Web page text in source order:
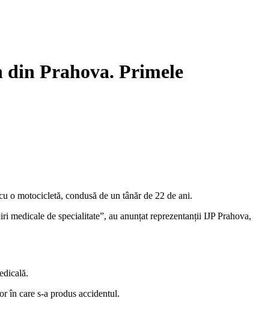
Prahova. Primele
o motocicletă, condusă de un tânăr de 22 de ani.
de specialitate”, au anunțat reprezentanții IJP Prahova,
în care s-a produs accidentul.